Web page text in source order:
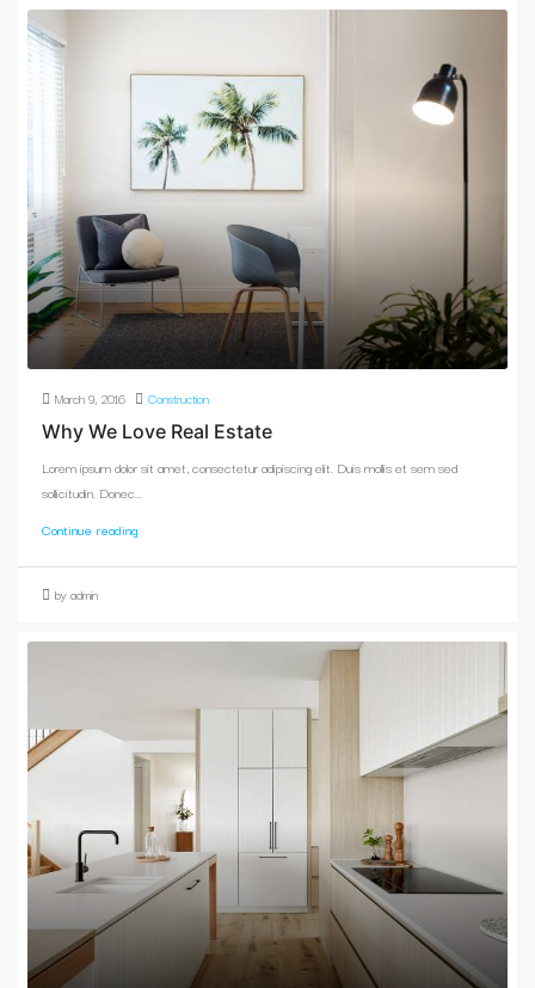
March 9, 2016 Construction
Why We Love Real Estate
Lorem ipsum dolor sit amet, consectetur adipiscing elit. Duis mollis et sem sed
sollicitudin. Donec...
Continue reading
by admin